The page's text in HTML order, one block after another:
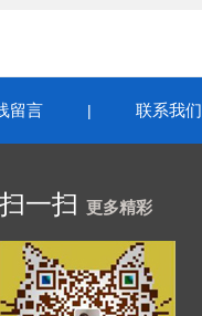
留言 | 联系我们
扫一扫 更多精彩